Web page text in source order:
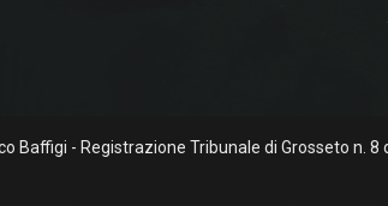
Baffigi - Registrazione Tribunale di Grosseto n. 8